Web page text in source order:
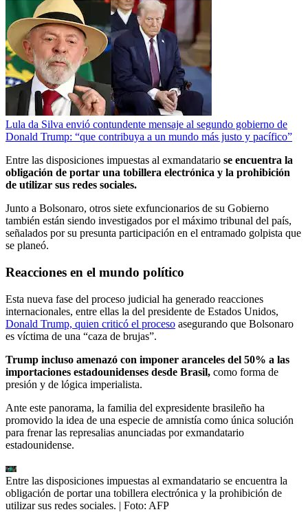
Lula da Silva envió contundente mensaje al segundo gobierno de
Donald Trump: “que contribuya a un mundo más justo y pacífico”
Entre las disposiciones impuestas al exmandatario se encuentra la
obligación de portar una tobillera electrónica y la prohibición
de utilizar sus redes sociales.
Junto a Bolsonaro, otros siete exfuncionarios de su Gobierno
también están siendo investigados por el máximo tribunal del país,
señalados por su presunta participación en el entramado golpista que
se planeó.
Reacciones en el mundo político
Esta nueva fase del proceso judicial ha generado reacciones
internacionales, entre ellas la del presidente de Estados Unidos,
Donald Trump, quien criticó el proceso asegurando que Bolsonaro
es víctima de una “caza de brujas”.
Trump incluso amenazó con imponer aranceles del 50% a las
importaciones estadounidenses desde Brasil, como forma de
presión y de lógica imperialista.
Ante este panorama, la familia del expresidente brasileño ha
promovido la idea de una especie de amnistía como única solución
para frenar las represalias anunciadas por exmandatario
estadounidense.
Entre las disposiciones impuestas al exmandatario se encuentra la
obligación de portar una tobillera electrónica y la prohibición de
utilizar sus redes sociales. | Foto: AFP